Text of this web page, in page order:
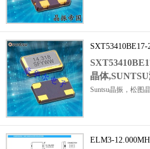
围：-40℃至+85℃
CMOS输出晶振，
5.0x3.2x1.3mm表
英晶振，时钟振荡
石英晶体振荡器。
体,SUNTSU测
晶体
Suntsu晶振，松图
±30ppm，频率容
围：-10℃至+70℃，
ELM3-